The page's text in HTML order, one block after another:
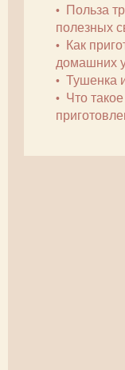
Польза
полезных
Как
домашних
Тушенка
Что